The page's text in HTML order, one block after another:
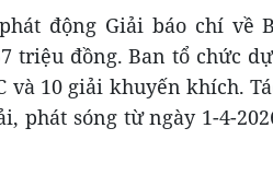
động Giải báo chí về
triệu đồng. Ban tổ chức
và 10 giải khuyến khích.
phát sóng từ ngày 1-4-